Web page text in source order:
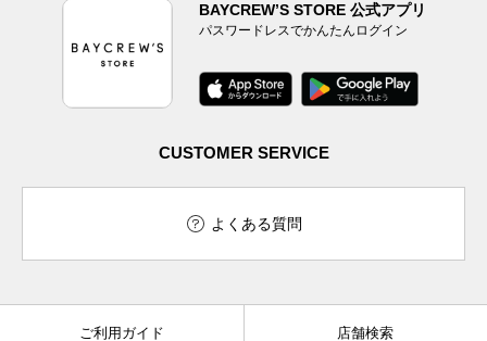
BAYCREW’S STORE 公式アプリ
パスワードレスでかんたんログイン
CUSTOMER SERVICE
よくある質問
ご利用ガイド 店舗検索